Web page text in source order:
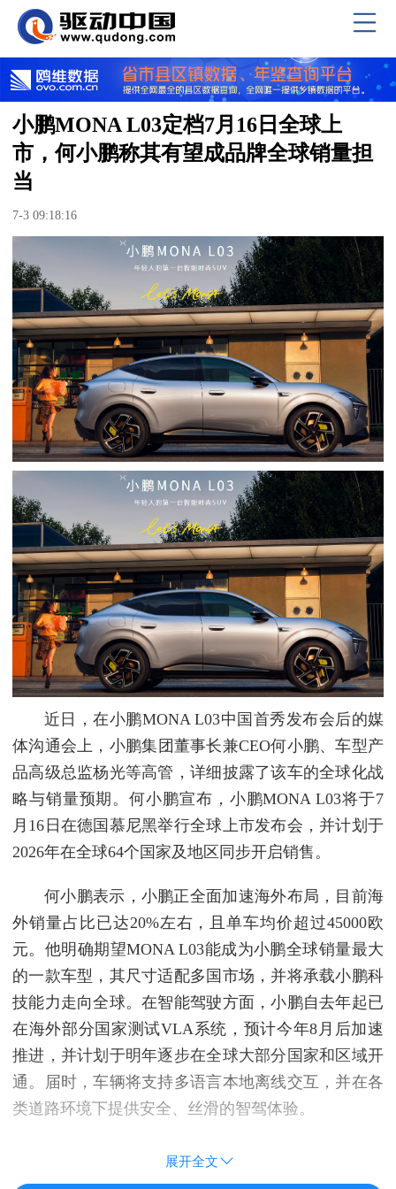
小鹏MONA L03定档7月16日全球上
市，何小鹏称其有望成品牌全球销量担
当
7-3 09:18:16
近日，在小鹏MONA L03中国首秀发布会后的媒
体沟通会上，小鹏集团董事长兼CEO何小鹏、车型产
品高级总监杨光等高管，详细披露了该车的全球化战
略与销量预期。何小鹏宣布，小鹏MONA L03将于7
月16日在德国慕尼黑举行全球上市发布会，并计划于
2026年在全球64个国家及地区同步开启销售。
何小鹏表示，小鹏正全面加速海外布局，目前海
外销量占比已达20%左右，且单车均价超过45000欧
元。他明确期望MONA L03能成为小鹏全球销量最大
的一款车型，其尺寸适配多国市场，并将承载小鹏科
技能力走向全球。在智能驾驶方面，小鹏自去年起已
在海外部分国家测试VLA系统，预计今年8月后加速
推进，并计划于明年逐步在全球大部分国家和区域开
通。届时，车辆将支持多语言本地离线交互，并在各
类道路环境下提供安全、丝滑的智驾体验。
展开全文